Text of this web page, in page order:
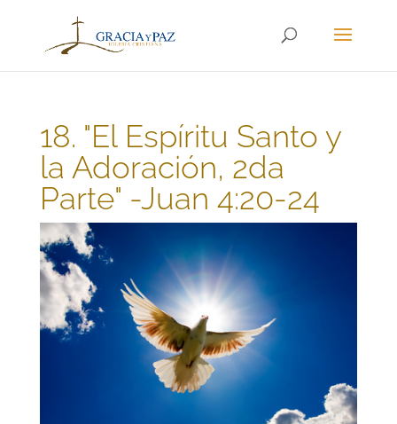
18. "El Espíritu Santo y
la Adoración, 2da
Parte" -Juan 4:20-24